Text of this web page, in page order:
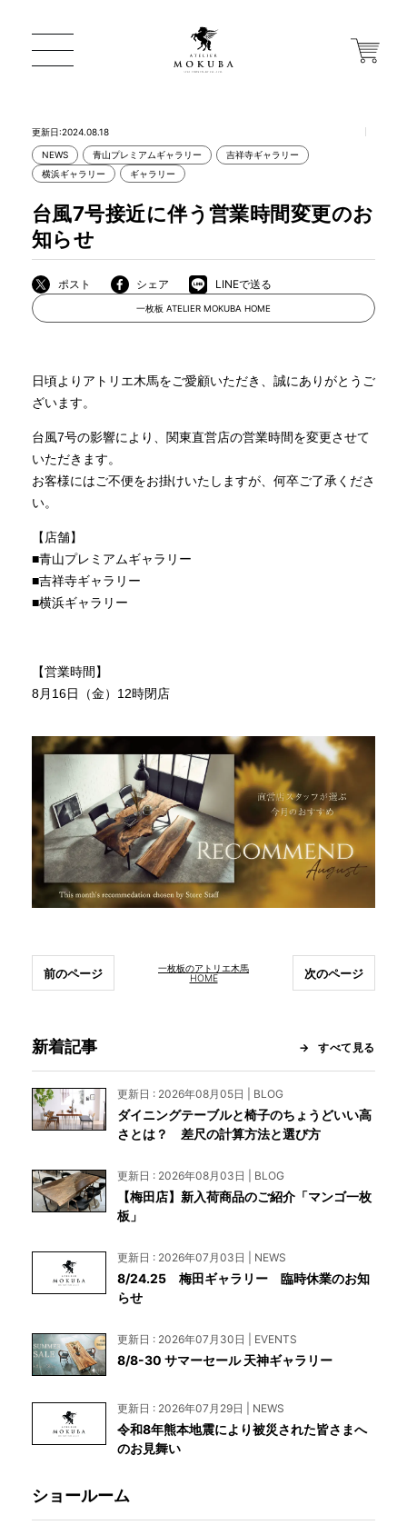
ONLINE STORE
店舗から探す
一枚板 ATELIER MOKUBA HOME
商品情報
直営店
イベント
WEBカタログ
全商品一覧
新入荷情報
納品事例
INFORMATION
よくあるご質問
お問い合わせ
更新日:2024.08.18
NEWS 青山プレミアムギャラリー
吉祥寺ギャラリー
横浜ギャラリー
ギャラリー
台風7号接近に伴う営業時間変更のお
知らせ
ポスト シェア LINEで送る
一枚板 ATELIER MOKUBA HOME
日頃よりアトリエ木馬をご愛顧いただき、誠にありがとうご
ざいます。
台風7号の影響により、関東直営店の営業時間を変更させて
いただきます。
お客様にはご不便をお掛けいたしますが、何卒ご了承くださ
い。
【店舗】
■青山プレミアムギャラリー
■吉祥寺ギャラリー
■横浜ギャラリー
【営業時間】
8月16日（金）12時閉店
一枚板のアトリエ木馬
HOME
前のページ 次のページ
新着記事 すべて見る
更新日 : 2026年08月05日 | BLOG
ダイニングテーブルと椅子のちょうどいい高
さとは？ 差尺の計算方法と選び方
更新日 : 2026年08月03日 | BLOG
【梅田店】新入荷商品のご紹介「マンゴ一枚
板」
更新日 : 2026年07月03日 | NEWS
8/24.25 梅田ギャラリー 臨時休業のお知
らせ
更新日 : 2026年07月30日 | EVENTS
8/8-30 サマーセール 天神ギャラリー
更新日 : 2026年07月29日 | NEWS
令和8年熊本地震により被災された皆さまへ
のお見舞い
ショールーム